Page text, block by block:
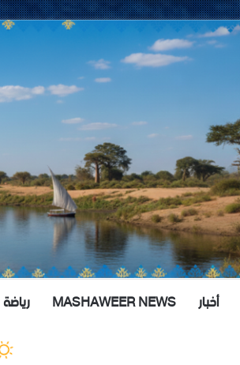
أخبار MASHAWEER NEWS رياضة